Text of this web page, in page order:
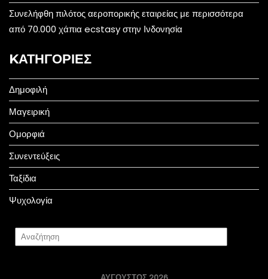
Συνελήφθη πιλότος αεροπορικής εταιρείας με περισσότερα
από 70.000 χάπια ecstasy στην Ινδονησία
KΑΤΗΓΟΡΊΕΣ
Δημοφιλή
Μαγειρική
Ομορφιά
Συνεντεύξεις
Ταξίδια
Ψυχολογία